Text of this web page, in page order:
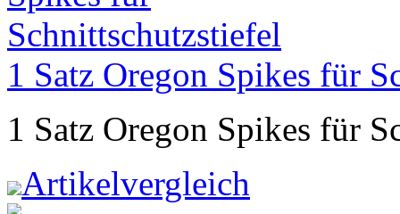
1 Satz Oregon Spikes für
1 Satz Oregon Spikes für
Artikelvergleich